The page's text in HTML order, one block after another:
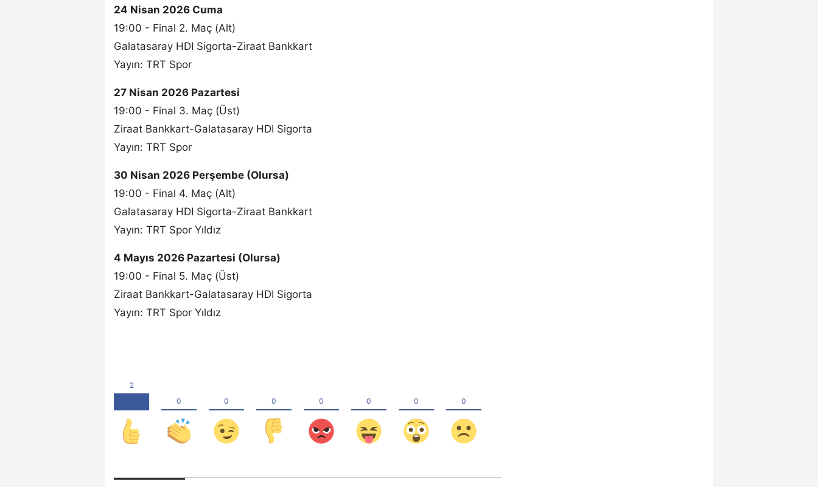
24 Nisan 2026 Cuma
19:00 - Final 2. Maç (Alt)
Galatasaray HDI Sigorta-Ziraat Bankkart
Yayın: TRT Spor
27 Nisan 2026 Pazartesi
19:00 - Final 3. Maç (Üst)
Ziraat Bankkart-Galatasaray HDI Sigorta
Yayın: TRT Spor
30 Nisan 2026 Perşembe (Olursa)
19:00 - Final 4. Maç (Alt)
Galatasaray HDI Sigorta-Ziraat Bankkart
Yayın: TRT Spor Yıldız
4 Mayıs 2026 Pazartesi (Olursa)
19:00 - Final 5. Maç (Üst)
Ziraat Bankkart-Galatasaray HDI Sigorta
Yayın: TRT Spor Yıldız